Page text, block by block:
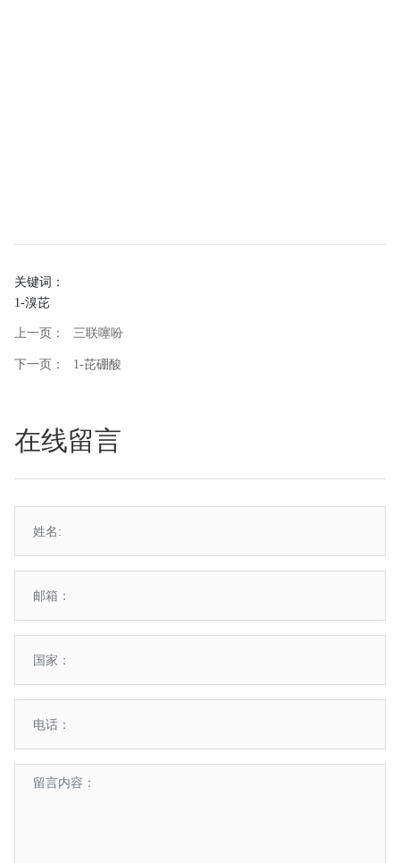
关键词：
1-溴芘
上一页： 三联噻吩
下一页： 1-芘硼酸
在线留言